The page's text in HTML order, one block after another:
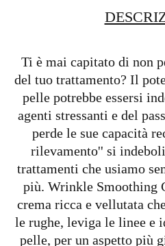
Ti è mai capitato di non
del tuo trattamento? Il
pelle potrebbe essersi
agenti stressanti e del
perde le sue capacità
rilevamento'' si
trattamenti che usiamo
più. Wrinkle Smoothing
crema ricca e vellutata
le rughe, leviga le linee e
pelle, per un aspetto più